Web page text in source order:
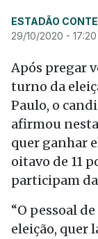
ESTADÃO
29/10/2020 - 17:20
Após pregar
turno da
Paulo, o
afirmou
quer ganhar
oitavo de 11
participam
“O pessoal
eleição, quer